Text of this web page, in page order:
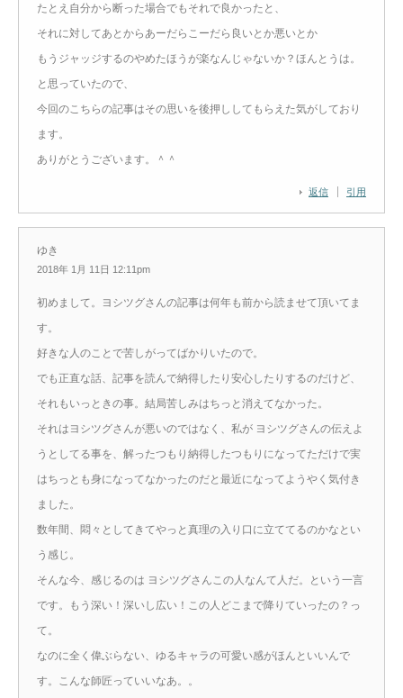
返信 引用
たとえ自分から断った場合でもそれで良かったと、
それに対してあとからあーだらこーだら良いとか悪いとか
もうジャッジするのやめたほうが楽なんじゃないか？ほんとうは。
と思っていたので、
今回のこちらの記事はその思いを後押ししてもらえた気がしており
ます。
ありがとうございます。＾＾
ゆき
2018年 1月 11日 12:11pm
初めまして。ヨシツグさんの記事は何年も前から読ませて頂いてま
す。
好きな人のことで苦しがってばかりいたので。
でも正直な話、記事を読んで納得したり安心したりするのだけど、
それもいっときの事。結局苦しみはちっと消えてなかった。
それはヨシツグさんが悪いのではなく、私が ヨシツグさんの伝えよ
うとしてる事を、解ったつもり納得したつもりになってただけで実
はちっとも身になってなかったのだと最近になってようやく気付き
ました。
数年間、悶々としてきてやっと真理の入り口に立ててるのかなとい
う感じ。
そんな今、感じるのは ヨシツグさんこの人なんて人だ。という一言
です。もう深い！深いし広い！この人どこまで降りていったの？っ
て。
なのに全く偉ぶらない、ゆるキャラの可愛い感がほんといいんで
す。こんな師匠っていいなあ。。